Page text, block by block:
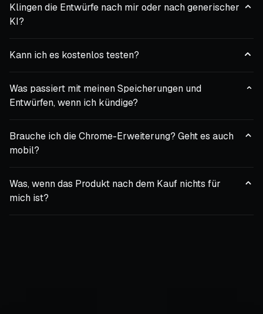
Klingen die Entwürfe nach mir oder nach generischer
KI?
Kann ich es kostenlos testen?
Was passiert mit meinen Speicherungen und
Entwürfen, wenn ich kündige?
Brauche ich die Chrome-Erweiterung? Geht es auch
mobil?
Was, wenn das Produkt nach dem Kauf nichts für
mich ist?